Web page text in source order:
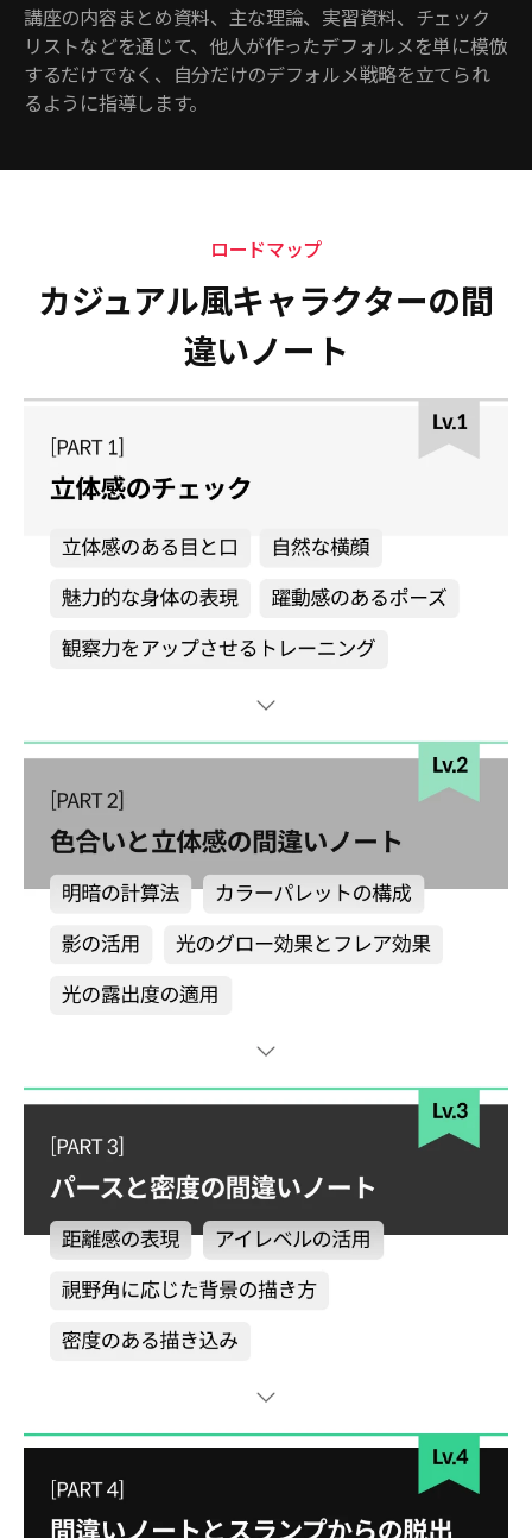
講座の内容まとめ資料、主な理論、実習資料、チェック
リストなどを通じて、他人が作ったデフォルメを単に模倣
するだけでなく、自分だけのデフォルメ戦略を立てられ
るように指導します。
ロードマップ
カジュアル風キャラクターの間
違いノート